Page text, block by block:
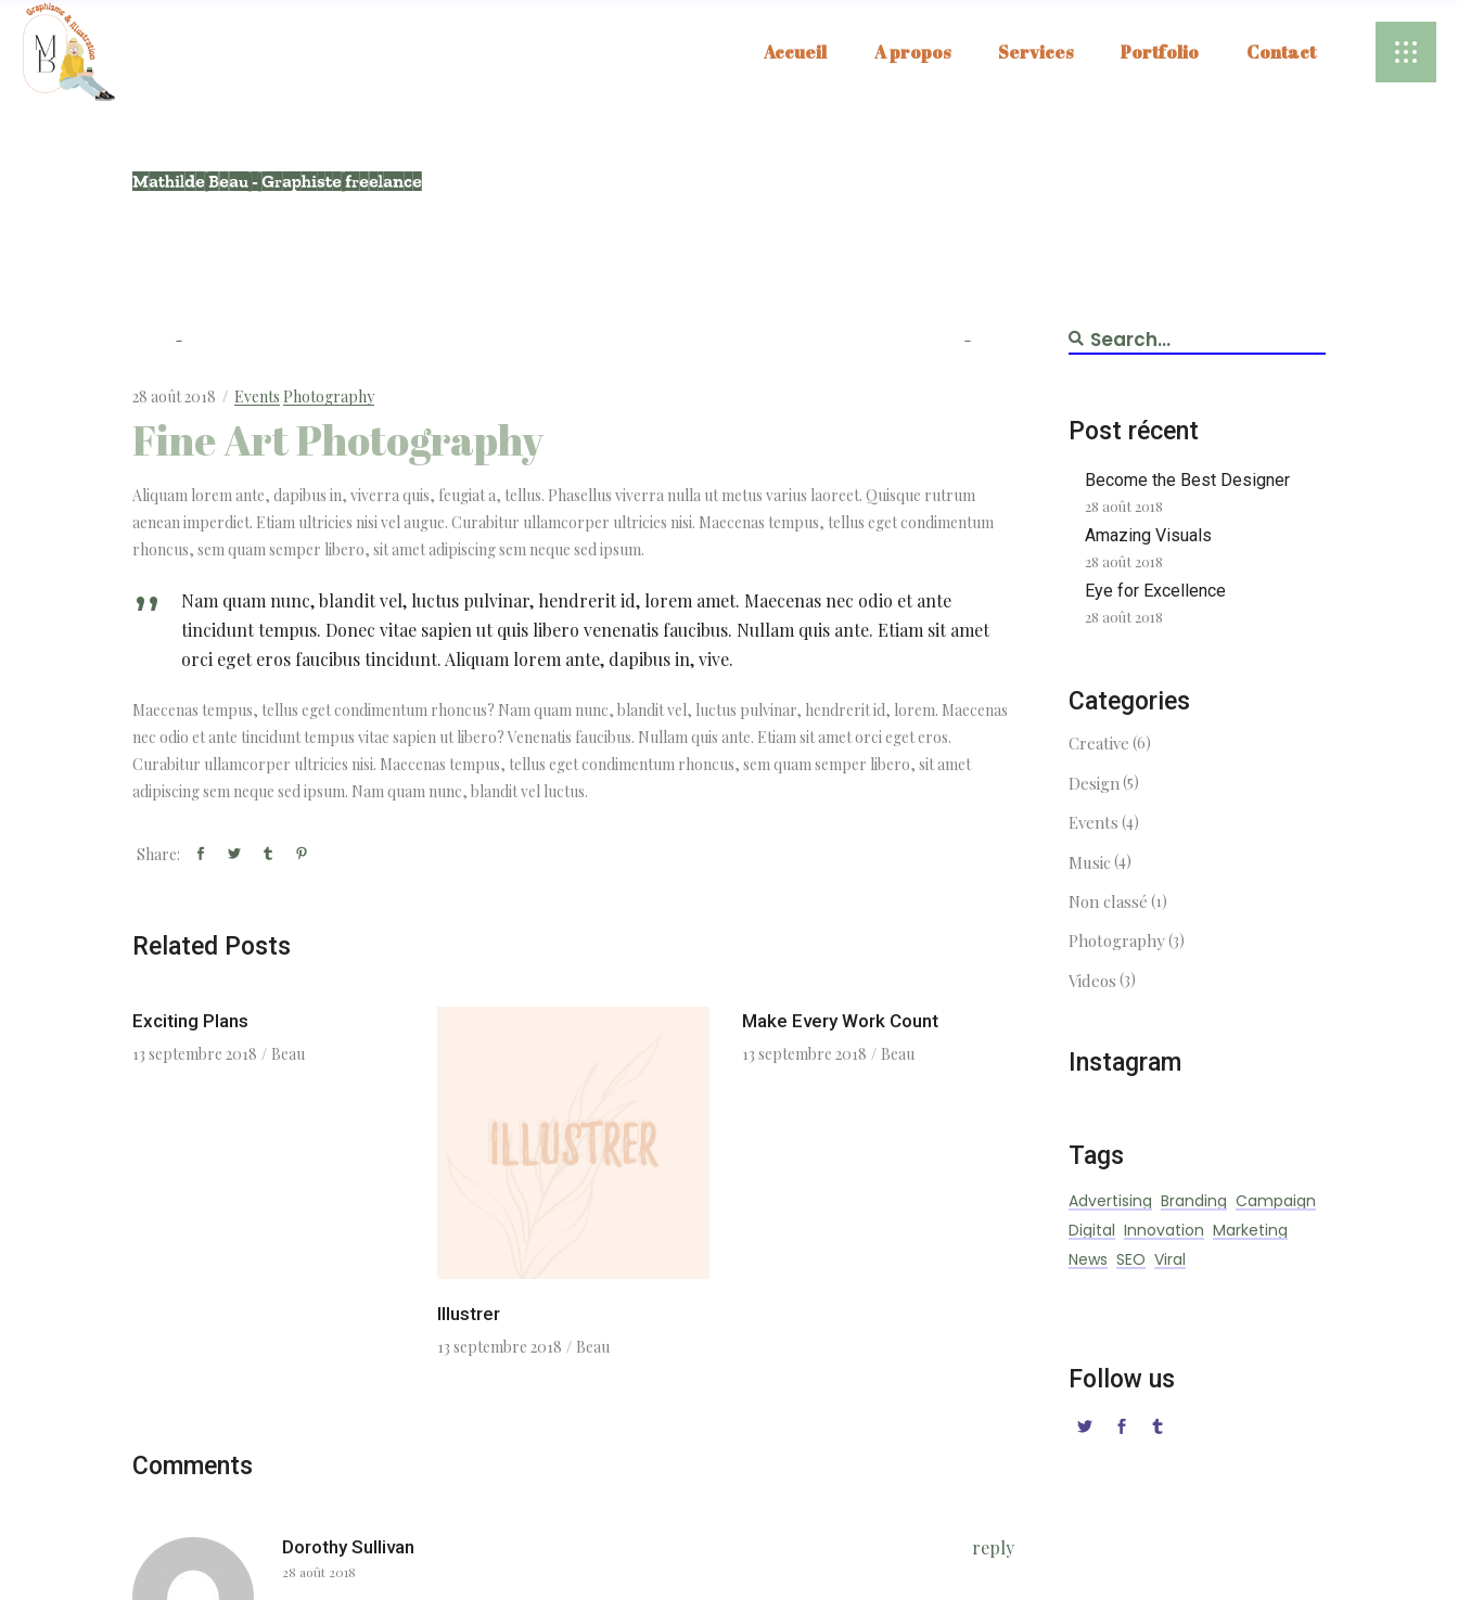
Accueil A propos Services Portfolio Contact
Mathilde Beau - Graphiste freelance
28 août 2018 Events Photography
Fine Art Photography
Aliquam lorem ante, dapibus in, viverra quis, feugiat a, tellus. Phasellus viverra nulla ut metus varius laoreet. Quisque rutrum
aenean imperdiet. Etiam ultricies nisi vel augue. Curabitur ullamcorper ultricies nisi. Maecenas tempus, tellus eget condimentum
rhoncus, sem quam semper libero, sit amet adipiscing sem neque sed ipsum.
Nam quam nunc, blandit vel, luctus pulvinar, hendrerit id, lorem amet. Maecenas nec odio et ante
tincidunt tempus. Donec vitae sapien ut quis libero venenatis faucibus. Nullam quis ante. Etiam sit amet
orci eget eros faucibus tincidunt. Aliquam lorem ante, dapibus in, vive.
Maecenas tempus, tellus eget condimentum rhoncus? Nam quam nunc, blandit vel, luctus pulvinar, hendrerit id, lorem. Maecenas
nec odio et ante tincidunt tempus vitae sapien ut libero? Venenatis faucibus. Nullam quis ante. Etiam sit amet orci eget eros.
Curabitur ullamcorper ultricies nisi. Maecenas tempus, tellus eget condimentum rhoncus, sem quam semper libero, sit amet
adipiscing sem neque sed ipsum. Nam quam nunc, blandit vel luctus.
Share:
Related Posts
Exciting Plans
13 septembre 2018 Beau
Illustrer
13 septembre 2018 Beau
Make Every Work Count
13 septembre 2018 Beau
Comments
Dorothy Sullivan
28 août 2018
reply
Post récent
Become the Best Designer
28 août 2018
Amazing Visuals
28 août 2018
Eye for Excellence
28 août 2018
Categories
Creative (6)
Design (5)
Events (4)
Music (4)
Non classé (1)
Photography(3)
Videos (3)
Instagram
Tags
Advertising Branding Campaign
Digital Innovation Marketing
News SEO Viral
Follow us